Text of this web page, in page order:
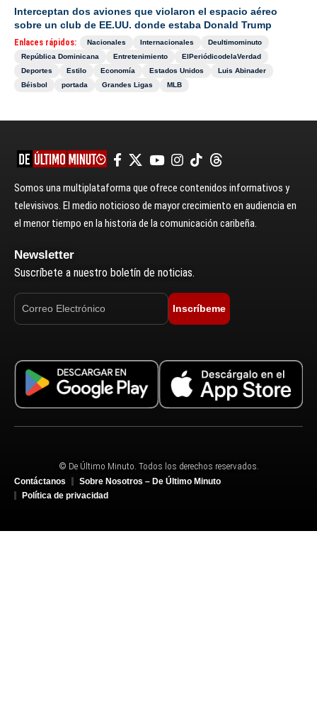
Interceptan dos aviones que violaron el espacio aéreo
sobre un club de EE.UU. donde estaba Donald Trump
Enlaces rápidos: Nacionales Internacionales
Deultimominuto
República Dominicana
Entretenimiento
ElPeriódicodelaVerdad
Deportes
Estilo Economía Estados Unidos
Luis Abinader
Béisbol
portada Grandes Ligas MLB
Somos una multiplataforma que ofrece contenidos informativos y
televisivos. El medio noticioso de mayor crecimiento en audiencia en
el menor tiempo en la historia de la comunicación caribeña.
Newsletter
Suscríbete a nuestro boletín de noticias.
Inscríbeme
© De Último Minuto. Todos los derechos reservados.
Contáctanos
Sobre Nosotros – De Último Minuto
Política de privacidad